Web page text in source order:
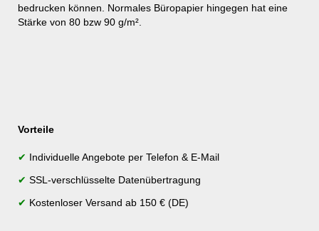
bedrucken können. Normales Büropapier hingegen hat eine
Stärke von 80 bzw 90 g/m².
Vorteile
✔ Individuelle Angebote per Telefon & E-Mail
✔ SSL-verschlüsselte Datenübertragung
✔ Kostenloser Versand ab 150 € (DE)